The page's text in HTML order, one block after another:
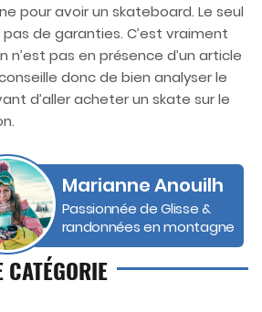
pour avoir un skateboard. Le seul
pas de garanties. C’est vraiment
n’est pas en présence d’un article
donc de bien analyser le
d’aller acheter un skate sur le
Marianne Anouilh
Passionnée de Glisse &
randonnées en montagne